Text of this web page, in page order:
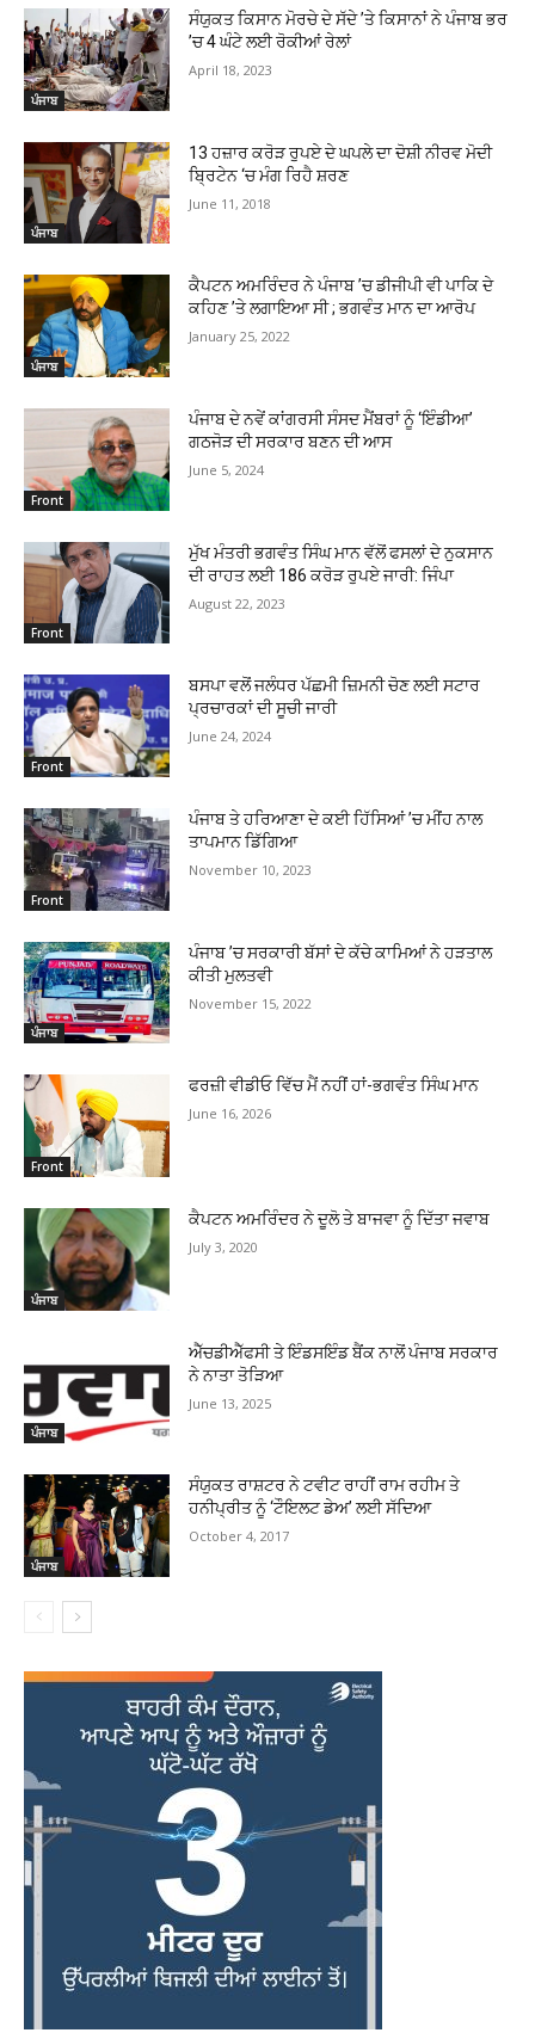
ਪੰਜਾਬ
ਸੰਯੁਕਤ ਕਿਸਾਨ ਮੋਰਚੇ ਦੇ ਸੱਦੇ ’ਤੇ ਕਿਸਾਨਾਂ ਨੇ ਪੰਜਾਬ ਭਰ
’ਚ 4 ਘੰਟੇ ਲਈ ਰੋਕੀਆਂ ਰੇਲਾਂ
April 18, 2023
ਪੰਜਾਬ
13 ਹਜ਼ਾਰ ਕਰੋੜ ਰੁਪਏ ਦੇ ਘਪਲੇ ਦਾ ਦੋਸ਼ੀ ਨੀਰਵ ਮੋਦੀ
ਬ੍ਰਿਟੇਨ ‘ਚ ਮੰਗ ਰਿਹੈ ਸ਼ਰਣ
June 11, 2018
ਪੰਜਾਬ
ਕੈਪਟਨ ਅਮਰਿੰਦਰ ਨੇ ਪੰਜਾਬ ’ਚ ਡੀਜੀਪੀ ਵੀ ਪਾਕਿ ਦੇ
ਕਹਿਣ ’ਤੇ ਲਗਾਇਆ ਸੀ ; ਭਗਵੰਤ ਮਾਨ ਦਾ ਆਰੋਪ
January 25, 2022
Front
ਪੰਜਾਬ ਦੇ ਨਵੇਂ ਕਾਂਗਰਸੀ ਸੰਸਦ ਮੈਂਬਰਾਂ ਨੂੰ ‘ਇੰਡੀਆ’
ਗਠਜੋੜ ਦੀ ਸਰਕਾਰ ਬਣਨ ਦੀ ਆਸ
June 5, 2024
Front
ਮੁੱਖ ਮੰਤਰੀ ਭਗਵੰਤ ਸਿੰਘ ਮਾਨ ਵੱਲੋਂ ਫਸਲਾਂ ਦੇ ਨੁਕਸਾਨ
ਦੀ ਰਾਹਤ ਲਈ 186 ਕਰੋੜ ਰੁਪਏ ਜਾਰੀ: ਜਿੰਪਾ
August 22, 2023
Front
ਬਸਪਾ ਵਲੋਂ ਜਲੰਧਰ ਪੱਛਮੀ ਜ਼ਿਮਨੀ ਚੋਣ ਲਈ ਸਟਾਰ
ਪ੍ਰਚਾਰਕਾਂ ਦੀ ਸੂਚੀ ਜਾਰੀ
June 24, 2024
Front
ਪੰਜਾਬ ਤੇ ਹਰਿਆਣਾ ਦੇ ਕਈ ਹਿੱਸਿਆਂ ’ਚ ਮੀਂਹ ਨਾਲ
ਤਾਪਮਾਨ ਡਿੱਗਿਆ
November 10, 2023
ਪੰਜਾਬ
ਪੰਜਾਬ ’ਚ ਸਰਕਾਰੀ ਬੱਸਾਂ ਦੇ ਕੱਚੇ ਕਾਮਿਆਂ ਨੇ ਹੜਤਾਲ
ਕੀਤੀ ਮੁਲਤਵੀ
November 15, 2022
Front
ਫਰਜ਼ੀ ਵੀਡੀਓ ਵਿੱਚ ਮੈਂ ਨਹੀਂ ਹਾਂ-ਭਗਵੰਤ ਸਿੰਘ ਮਾਨ
June 16, 2026
ਪੰਜਾਬ
ਕੈਪਟਨ ਅਮਰਿੰਦਰ ਨੇ ਦੂਲੋ ਤੇ ਬਾਜਵਾ ਨੂੰ ਦਿੱਤਾ ਜਵਾਬ
July 3, 2020
ਪੰਜਾਬ
ਐੱਚਡੀਐੱਫਸੀ ਤੇ ਇੰਡਸਇੰਡ ਬੈਂਕ ਨਾਲੋਂ ਪੰਜਾਬ ਸਰਕਾਰ
ਨੇ ਨਾਤਾ ਤੋੜਿਆ
June 13, 2025
ਪੰਜਾਬ
ਸੰਯੁਕਤ ਰਾਸ਼ਟਰ ਨੇ ਟਵੀਟ ਰਾਹੀਂ ਰਾਮ ਰਹੀਮ ਤੇ
ਹਨੀਪ੍ਰੀਤ ਨੂੰ ‘ਟੌਇਲਟ ਡੇਅ’ ਲਈ ਸੱਦਿਆ
October 4, 2017